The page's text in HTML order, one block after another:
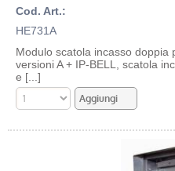
Cod. Art.:
HE731A
Modulo scatola incasso doppia
versioni A + IP-BELL, scatola
e [...]